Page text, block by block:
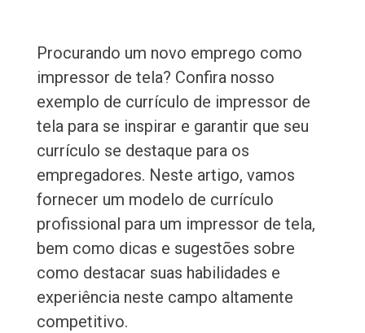
Procurando um novo emprego como
impressor de tela? Confira nosso
exemplo de currículo de impressor de
tela para se inspirar e garantir que seu
currículo se destaque para os
empregadores. Neste artigo, vamos
fornecer um modelo de currículo
profissional para um impressor de tela,
bem como dicas e sugestões sobre
como destacar suas habilidades e
experiência neste campo altamente
competitivo.